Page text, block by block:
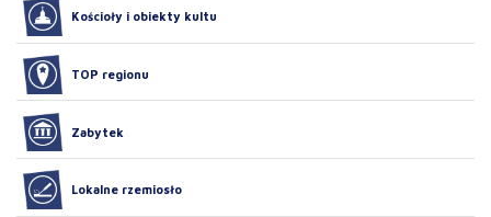
Kościoły i obiekty kultu
TOP regionu
Zabytek
Lokalne rzemiosło